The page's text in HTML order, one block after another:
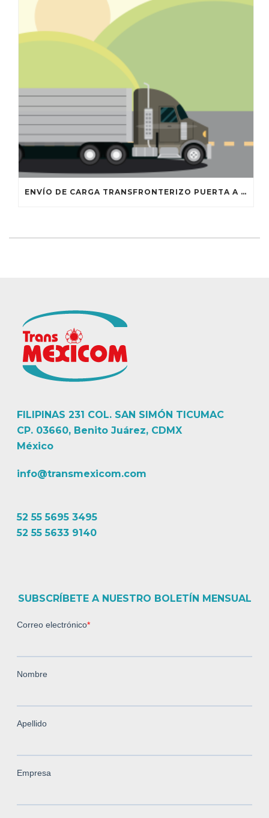
ENVÍO DE CARGA TRANSFRONTERIZO PUERTA A PUERTA A TRAVÉS DE EE. UU. Y MÉXICO
FILIPINAS 231 COL. SAN SIMÓN TICUMAC
CP. 03660, Benito Juárez, CDMX
México
info@transmexicom.com
52 55 5695 3495
52 55 5633 9140
SUBSCRÍBETE A NUESTRO BOLETÍN MENSUAL